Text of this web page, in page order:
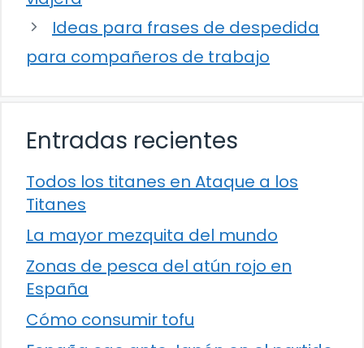
Ideas para frases de despedida
para compañeros de trabajo
Entradas recientes
Todos los titanes en Ataque a los
Titanes
La mayor mezquita del mundo
Zonas de pesca del atún rojo en
España
Cómo consumir tofu